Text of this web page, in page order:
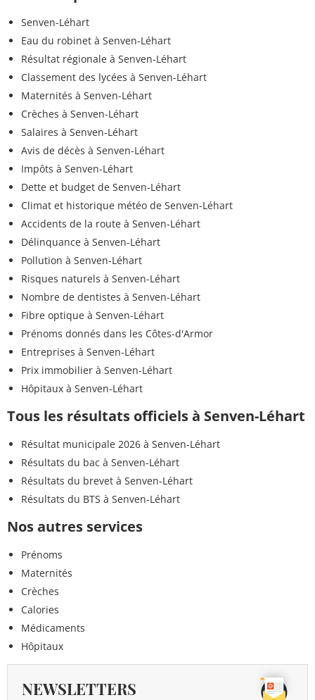
Senven-Léhart
Eau du robinet à Senven-Léhart
Résultat régionale à Senven-Léhart
Classement des lycées à Senven-Léhart
Maternités à Senven-Léhart
Crèches à Senven-Léhart
Salaires à Senven-Léhart
Avis de décès à Senven-Léhart
Impôts à Senven-Léhart
Dette et budget de Senven-Léhart
Climat et historique météo de Senven-Léhart
Accidents de la route à Senven-Léhart
Délinquance à Senven-Léhart
Pollution à Senven-Léhart
Risques naturels à Senven-Léhart
Nombre de dentistes à Senven-Léhart
Fibre optique à Senven-Léhart
Prénoms donnés dans les Côtes-d'Armor
Entreprises à Senven-Léhart
Prix immobilier à Senven-Léhart
Hôpitaux à Senven-Léhart
Tous les résultats officiels à Senven-Léhart
Résultat municipale 2026 à Senven-Léhart
Résultats du bac à Senven-Léhart
Résultats du brevet à Senven-Léhart
Résultats du BTS à Senven-Léhart
Nos autres services
Prénoms
Maternités
Crèches
Calories
Médicaments
Hôpitaux
NEWSLETTERS